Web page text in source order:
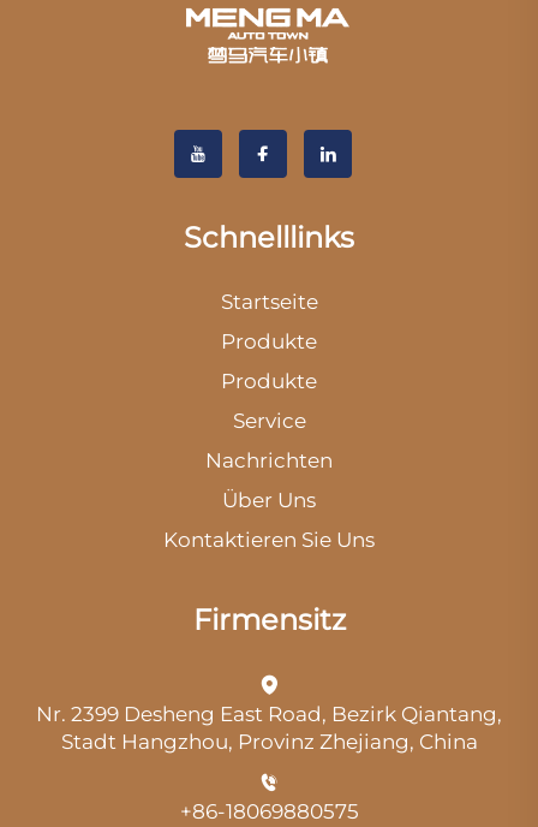
Schnelllinks
Startseite
Produkte
Produkte
Service
Nachrichten
Über Uns
Kontaktieren Sie Uns
Firmensitz
Nr. 2399 Desheng East Road, Bezirk Qiantang,
Stadt Hangzhou, Provinz Zhejiang, China
+86-18069880575